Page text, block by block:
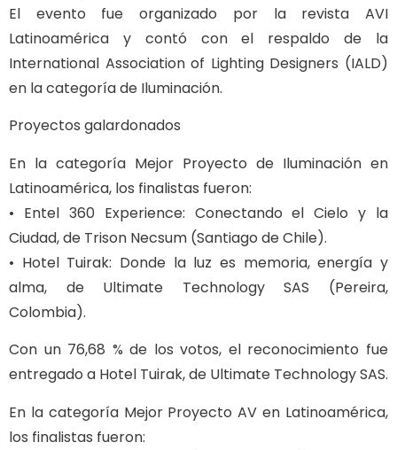
El evento fue organizado por la revista AVI
Latinoamérica y contó con el respaldo de la
International Association of Lighting Designers (IALD)
en la categoría de Iluminación.
Proyectos galardonados
En la categoría Mejor Proyecto de Iluminación en
Latinoamérica, los finalistas fueron:
• Entel 360 Experience: Conectando el Cielo y la
Ciudad, de Trison Necsum (Santiago de Chile).
• Hotel Tuirak: Donde la luz es memoria, energía y
alma, de Ultimate Technology SAS (Pereira,
Colombia).
Con un 76,68 % de los votos, el reconocimiento fue
entregado a Hotel Tuirak, de Ultimate Technology SAS.
En la categoría Mejor Proyecto AV en Latinoamérica,
los finalistas fueron: